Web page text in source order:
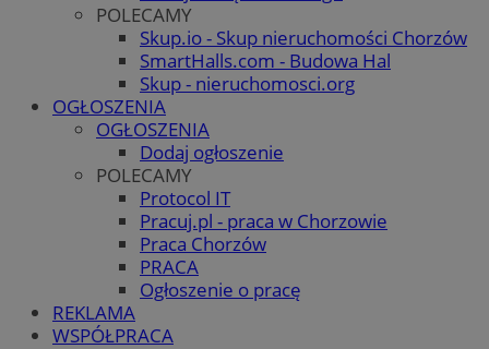
POLECAMY
Skup.io - Skup nieruchomości Chorzów
SmartHalls.com - Budowa Hal
Skup - nieruchomosci.org
OGŁOSZENIA
OGŁOSZENIA
Dodaj ogłoszenie
POLECAMY
Protocol IT
Pracuj.pl - praca w Chorzowie
Praca Chorzów
PRACA
Ogłoszenie o pracę
REKLAMA
WSPÓŁPRACA